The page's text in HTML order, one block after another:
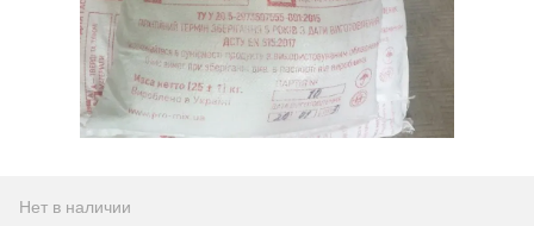
Нет в наличии